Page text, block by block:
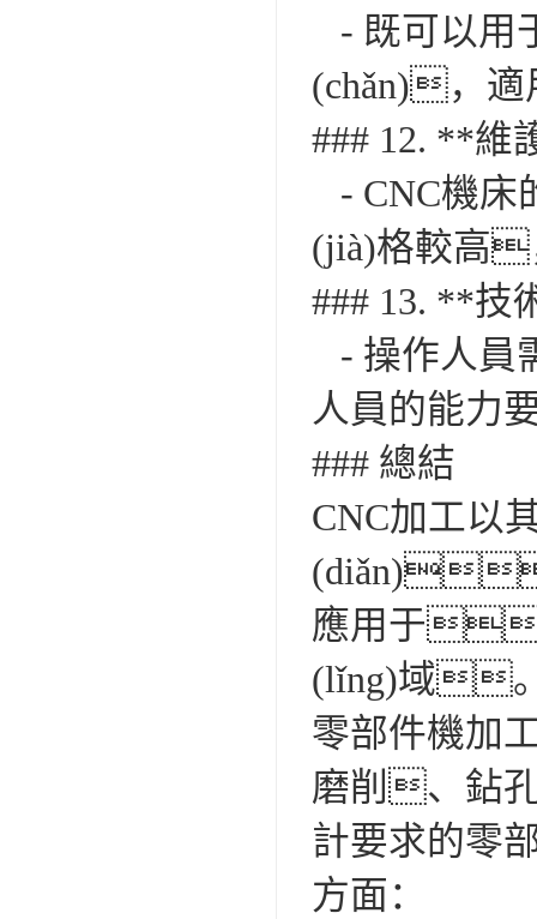
- 既可以用
(chǎn)，
### 12. **維
- CNC機床
(jià)格較高
### 13. **技
- 操作人員
人員的能
### 總結
CNC加工
(diǎn)
應用于
(lǐng)域
零部件機加
磨削、鉆
計要求的零
方面：